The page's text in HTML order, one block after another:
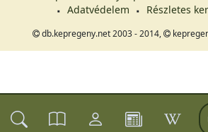
Adatvédelem
Részletes
db.kepregeny.net 2003 - 2014,